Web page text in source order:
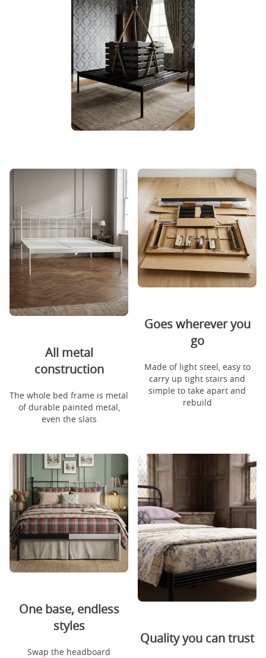
All metal
construction
The whole bed frame is metal
of durable painted metal,
even the slats
Goes wherever you
go
Made of light steel, easy to
carry up tight stairs and
simple to take apart and
rebuild
One base, endless
styles
Swap the headboard
Quality you can trust